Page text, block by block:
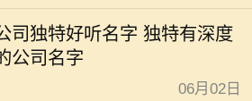
司独特好听名字 独特有深度
公司名字
06月02日